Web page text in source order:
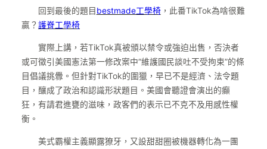
回到最後的題目 bestmade工學椅，此番TikTok為啥很難
贏？ 護脊工學椅
實際上講，若TikTok真被頒以禁令或強迫出售，否決者
或可徵引美國憲法第一修改案中“維護國民談吐不受拘束”的條
目倡議挑釁。但針對TikTok的圍獵，早已不是經濟、法令題
目，釀成了政治和認識形狀題目。美國會聽證會演出的癲
狂，有請君進甕的滋味，政客們的表示已不克不及用感性權
衡。
美式霸權主義顯露獠牙，又設甜甜圈被機器轉化為一團